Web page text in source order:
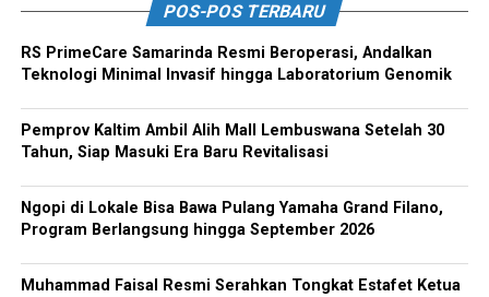
POS-POS TERBARU
RS PrimeCare Samarinda Resmi Beroperasi, Andalkan
Teknologi Minimal Invasif hingga Laboratorium Genomik
Pemprov Kaltim Ambil Alih Mall Lembuswana Setelah 30
Tahun, Siap Masuki Era Baru Revitalisasi
Ngopi di Lokale Bisa Bawa Pulang Yamaha Grand Filano,
Program Berlangsung hingga September 2026
Muhammad Faisal Resmi Serahkan Tongkat Estafet Ketua